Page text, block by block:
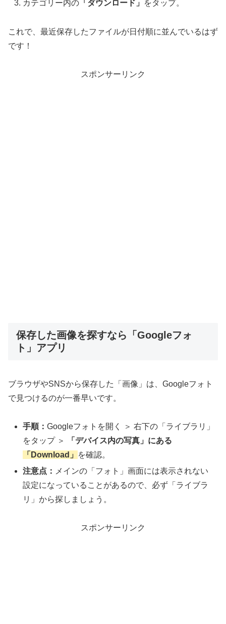
カテゴリー内の 「ダウンロード」 をタップ。
これで、最近保存したファイルが日付順に並んでいるはず
です！
スポンサーリンク
保存した画像を探すなら「Googleフォ
ト」アプリ
ブラウザやSNSから保存した「画像」は、Googleフォト
で見つけるのが一番早いです。
手順：Googleフォトを開く ＞ 右下の「ライブラリ」
をタップ ＞
「デバイス内の写真」にある
「Download」
を確認。
注意点： メインの「フォト」画面には表示されない
設定になっていることがあるので、必ず「ライブラ
リ」から探しましょう。
スポンサーリンク